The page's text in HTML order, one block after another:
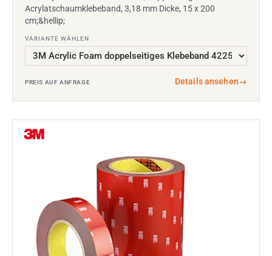
Acrylatschaumklebeband, 3,18 mm Dicke, 15 x 200
cm;&hellip;
VARIANTE WÄHLEN
PREIS AUF ANFRAGE Details ansehen→